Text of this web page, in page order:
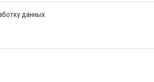
данных